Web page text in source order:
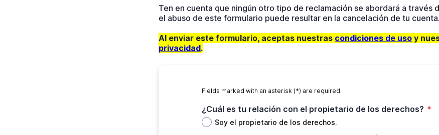
Ten en cuenta que ningún otro tipo de reclamación se abordará a través
el abuso de este formulario puede resultar en la cancelación de tu cuenta.
Al enviar este formulario, aceptas nuestras condiciones de uso y
privacidad.
Fields marked with an asterisk (*) are required.
¿Cuál es tu relación con el propietario de los derechos? *
Soy el propietario de los derechos.